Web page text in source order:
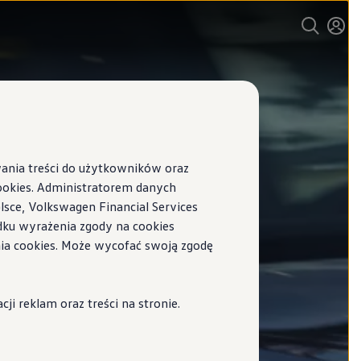
treści do użytkowników oraz
Administratorem danych
Volkswagen Financial Services
wyrażenia zgody na cookies
cookies. Może wycofać swoją zgodę
reklam oraz treści na stronie.